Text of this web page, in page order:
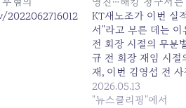
KT새노조가 이번 실
서"라고 부른 데는 이
전 회장 시절의 무분
규 전 회장 재임 시절
재, 이번 김영섭 전
태. 낙하산 외부... 원
20억 챙기고 물러난
2026.05.13
"뉴스클리핑"에서